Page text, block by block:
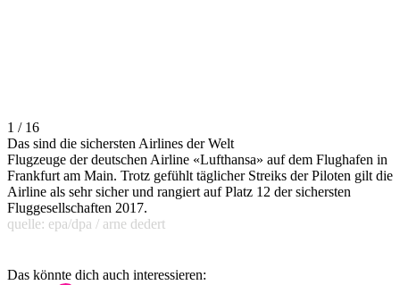
1 / 16
Das sind die sichersten Airlines der Welt
Flugzeuge der deutschen Airline «Lufthansa» auf dem Flughafen in
Frankfurt am Main. Trotz gefühlt täglicher Streiks der Piloten gilt die
Airline als sehr sicher und rangiert auf Platz 12 der sichersten
Fluggesellschaften 2017.
quelle: epa/dpa / arne dedert
Das könnte dich auch interessieren: